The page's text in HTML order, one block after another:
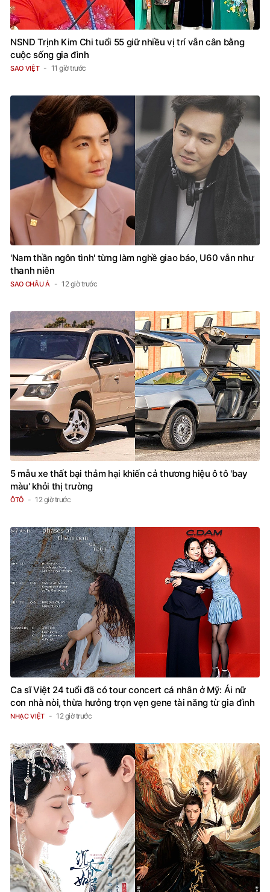
NSND Trịnh Kim Chi tuổi 55 giữ nhiều vị trí vẫn cân bằng
cuộc sống gia đình
SAO VIỆT 11 giờ trước
'Nam thần ngôn tình' từng làm nghề giao báo, U60 vẫn như
thanh niên
SAO CHÂU Á 12 giờ trước
5 mẫu xe thất bại thảm hại khiến cả thương hiệu ô tô 'bay
màu' khỏi thị trường
ÔTÔ 12 giờ trước
Ca sĩ Việt 24 tuổi đã có tour concert cá nhân ở Mỹ: Ái nữ
con nhà nòi, thừa hưởng trọn vẹn gene tài năng từ gia đình
NHẠC VIỆT 12 giờ trước